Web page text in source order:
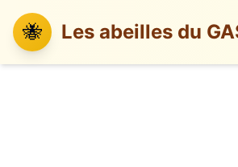
🐝 Les abeilles du